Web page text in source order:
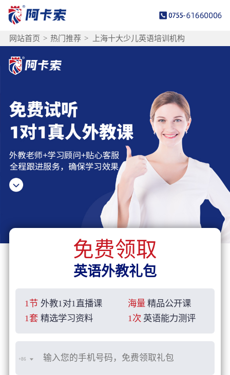
网站首页 > 热门推荐 > 上海十大少儿英语培训机构
免费领取
英语外教礼包
1节 外教1对1直播课 海量 精品公开课
1套 精选学习资料 1次 英语能力测评
+86